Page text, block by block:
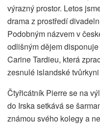
výrazný prostor. Letos
drama z prostředí
Podobným názvem v
odlišným dějem
Carine Tardieu, která
zesnulé islandské
Čtyřicátník Pierre se na
do Irska setkává se
známou svého kolegy a